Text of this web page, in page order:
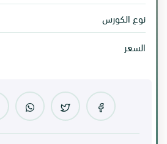
نوع الكورس
السعر